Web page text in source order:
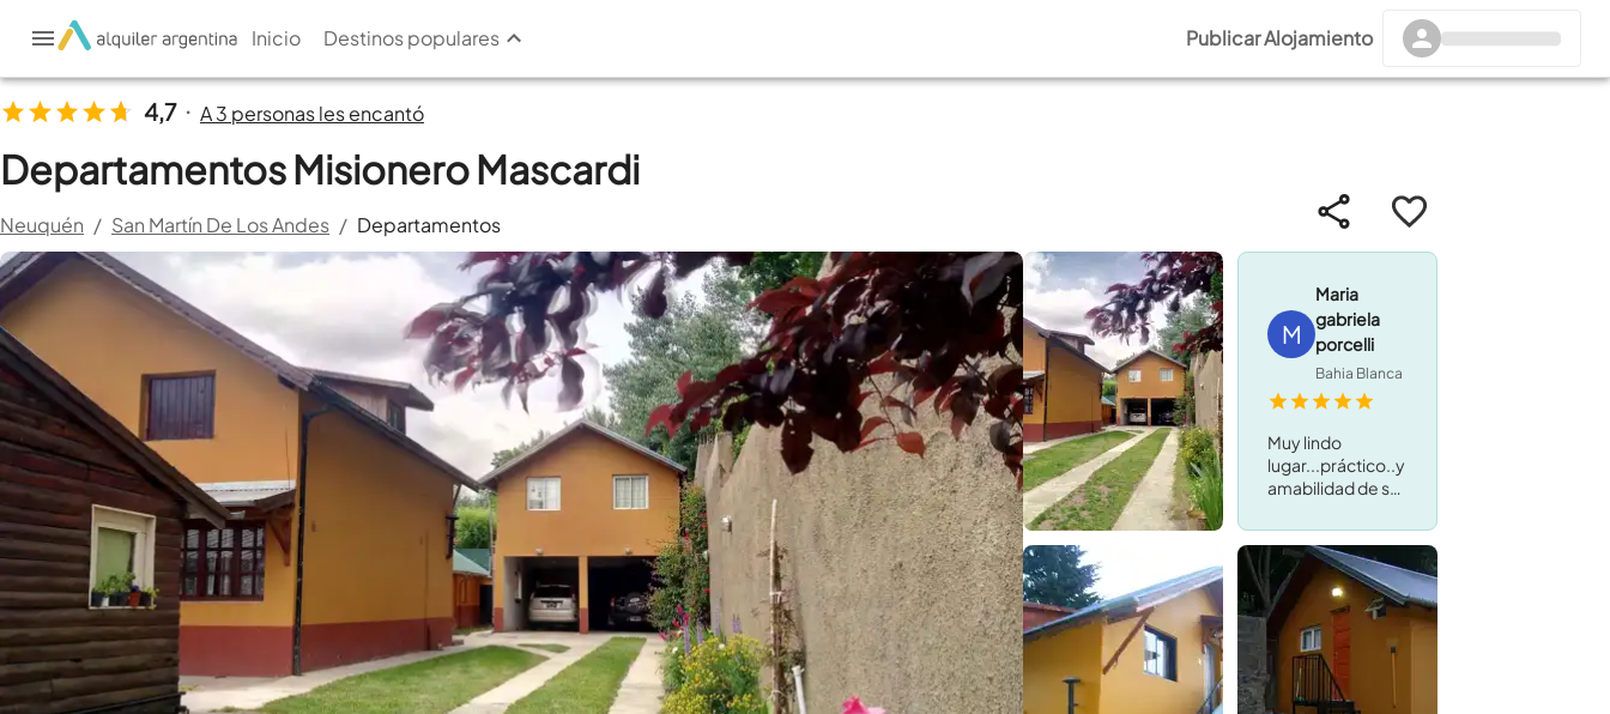
Inicio Destinos populares Publicar Alojamiento
4,7 • A 3 personas les encantó
Departamentos Misionero Mascardi
Neuquén / San Martín De Los Andes / Departamentos
M
Maria
gabriela
porcelli
Bahia Blanca
Muy lindo
lugar...práctico..y
amabilidad de sus